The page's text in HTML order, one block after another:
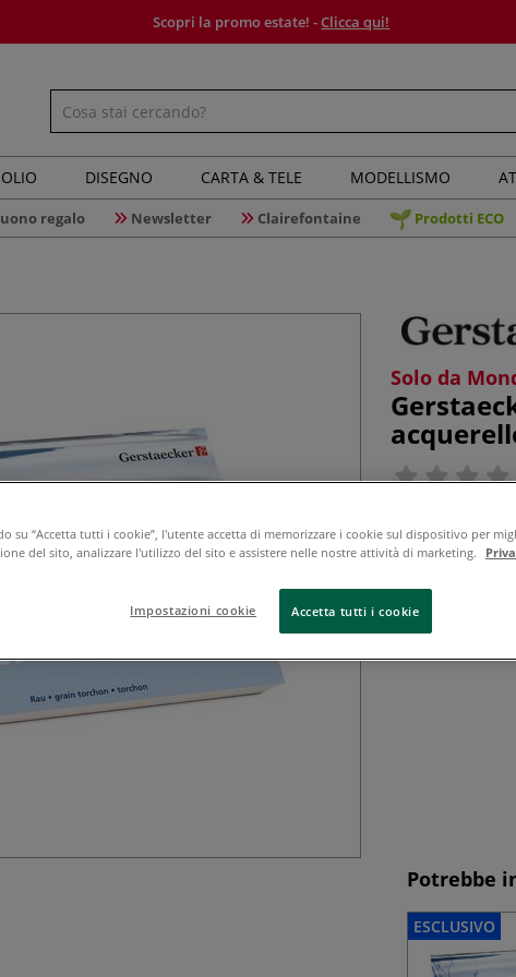
Scopri la promo estate! -Clicca qui!
OLIO DISEGNO CARTA & TELE MODELLISMO
regalo Newsletter Clairefontaine Prodotti ECO
Solo da
La carta per
cellulosa di alta
sbianca...
Potrebbe
ESCLUSIVO
su “Accetta tutti i cookie”, l'utente accetta di memorizzare i cookie sul dispositivo per
del sito, analizzare l'utilizzo del sito e assistere nelle nostre attività di marketing.
Impostazioni cookie Accetta tutti i cookie